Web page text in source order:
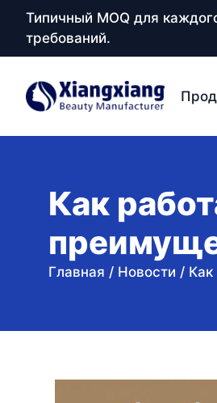
Типичный MOQ для
требований.
Как
Главная / Новости /